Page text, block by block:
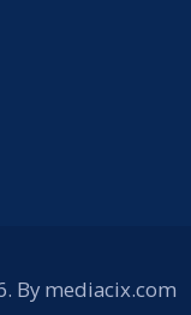
By mediacix.com